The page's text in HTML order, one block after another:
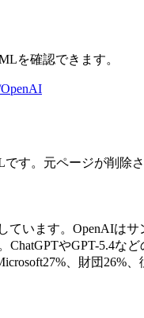
を確認できます。
す。元ページが削除
ています。OpenAIは
ChatGPTやGPT-5.4な
、財団26%